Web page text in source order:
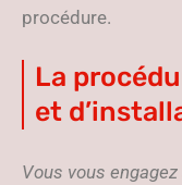
procédure.
La
et
Vous vous